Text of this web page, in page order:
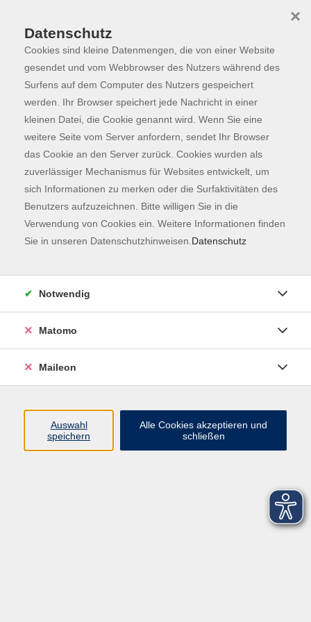
Skip to main content
Programm
Der Kurs konnte nicht gefunden werden.
Kontaktformular
Impressum
AGB
Datenschutzerklärung
Datenschutz
Cookies sind kleine Datenmengen, die von einer Website
gesendet und vom Webbrowser des Nutzers während des
Surfens auf dem Computer des Nutzers gespeichert
werden. Ihr Browser speichert jede Nachricht in einer
kleinen Datei, die Cookie genannt wird. Wenn Sie eine
weitere Seite vom Server anfordern, sendet Ihr Browser
das Cookie an den Server zurück. Cookies wurden als
zuverlässiger Mechanismus für Websites entwickelt, um
sich Informationen zu merken oder die Surfaktivitäten des
Benutzers aufzuzeichnen. Bitte willigen Sie in die
Verwendung von Cookies ein. Weitere Informationen finden
Sie in unseren Datenschutzhinweisen. Datenschutz
×
Notwendig
Matomo
Maileon
Auswahl
speichern
Alle Cookies akzeptieren und
schließen